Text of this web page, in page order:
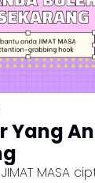
Yang
MASA